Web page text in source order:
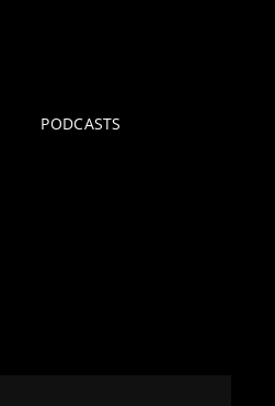
PODCASTS